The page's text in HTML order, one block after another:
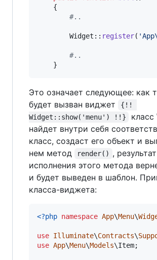
#..
		Widget::
register( '
#..
	}
Это означает следующее: как
будет вызван виджет
{!!
Widget::show('menu') !!}
найдет внутри себя
класс, создаст его объект и
нем метод
render() , результат
исполнения этого метода
и будет выведен в шаблон.
класса-виджета:
<?php namespace App\Menu\
use Illuminate\Contracts\
use App\Menu\Models\Item;